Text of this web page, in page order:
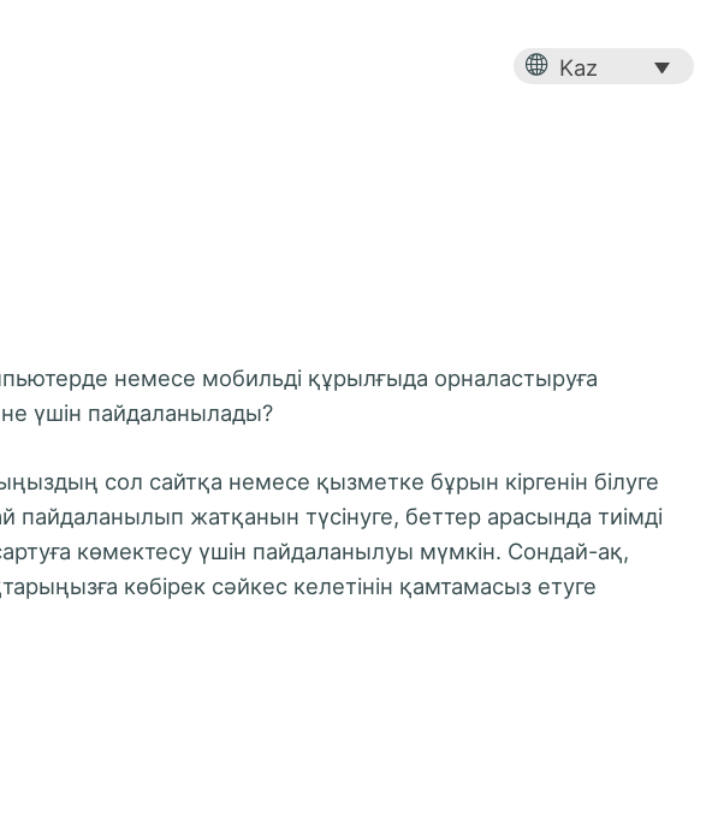
Kaz
немесе мобильді құрылғыда орналастыруға
үшін пайдаланылады?
сол сайтқа немесе қызметке бұрын кіргенін білуге
жатқанын түсінуге, беттер арасында тиімді
көмектесу үшін пайдаланылуы мүмкін. Сондай-ақ,
көбірек сәйкес келетінін қамтамасыз етуге